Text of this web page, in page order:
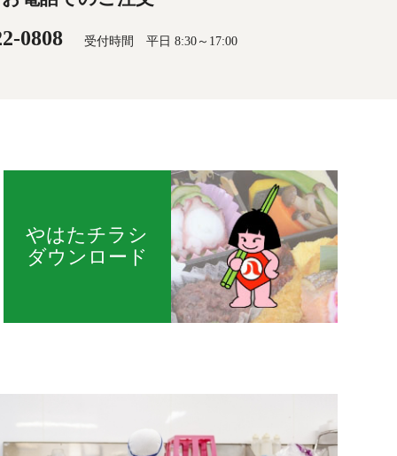
0808 受付時間 平日 8:30～17:00
やはたチラシ
ダウンロード